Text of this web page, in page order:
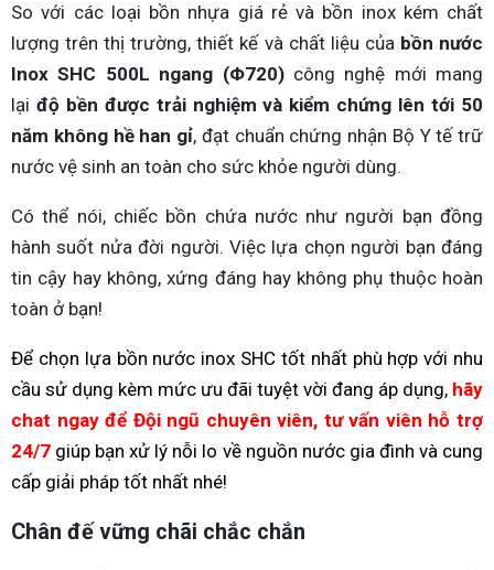
So với các loại bồn nhựa giá rẻ và bồn inox kém chất
lượng trên thị trường, thiết kế và chất liệu của bồn nước
Inox SHC 500L ngang (Φ720)công nghệ mới mang
lại độ bền được trải nghiệm và kiểm chứng lên tới 50
năm không hề han gỉ, đạt chuẩn chứng nhận Bộ Y tế trữ
nước vệ sinh an toàn cho sức khỏe người dùng.
Có thể nói, chiếc bồn chứa nước như người bạn đồng
hành suốt nửa đời người. Việc lựa chọn người bạn đáng
tin cậy hay không, xứng đáng hay không phụ thuộc hoàn
toàn ở bạn!
Để chọn lựa bồn nước inox SHC tốt nhất phù hợp với nhu
cầu sử dụng kèm mức ưu đãi tuyệt vời đang áp dụng, hãy
chat ngayđể Đội ngũ chuyên viên, tư vấn viên hỗ trợ
24/7 giúp bạn xử lý nỗi lo về nguồn nước gia đình và cung
cấp giải pháp tốt nhất nhé!
Chân đế vững chãi chắc chắn